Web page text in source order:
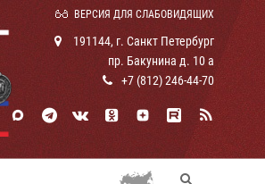
ВЕРСИЯ ДЛЯ СЛАБОВИДЯЩИХ
191144, г. Санкт Петербург
пр. Бакунина д. 10 а
+7 (812) 246-44-70